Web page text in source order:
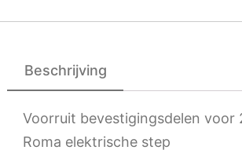
Beschrijving
Voorruit bevestigingsdelen voor
Roma elektrische step